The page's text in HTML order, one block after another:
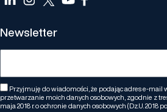
Newsletter
Przyjmuję do wiadomości, że podając adres e-mail
przetwarzanie moich danych osobowych, zgodnie z
maja 2018 r. o ochronie danych osobowych (Dz.U. 2018